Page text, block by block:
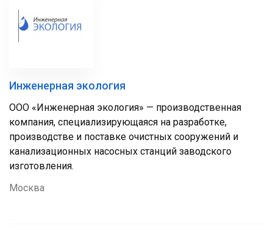
Инженерная экология
ООО «Инженерная экология» — производственная
компания, специализирующаяся на разработке,
производстве и поставке очистных сооружений и
канализационных насосных станций заводского
изготовления.
Москва